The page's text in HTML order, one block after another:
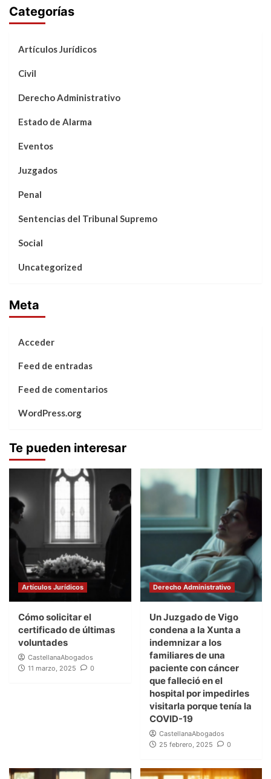
Categorías
Artículos Jurídicos
Civil
Derecho Administrativo
Estado de Alarma
Eventos
Juzgados
Penal
Sentencias del Tribunal Supremo
Social
Uncategorized
Meta
Acceder
Feed de entradas
Feed de comentarios
WordPress.org
Te pueden interesar
Artículos Jurídicos
Cómo solicitar el
certificado de últimas
voluntades
CastellanaAbogados
11 marzo, 2025
0
Derecho Administrativo
Un Juzgado de Vigo
condena a la Xunta a
indemnizar a los
familiares de una
paciente con cáncer
que falleció en el
hospital por impedirles
visitarla porque tenía la
COVID-19
CastellanaAbogados
25 febrero, 2025
0